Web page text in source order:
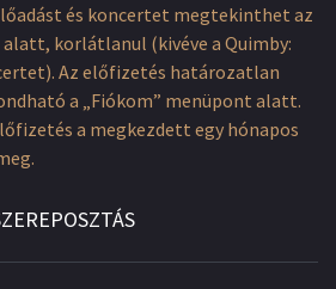
és koncertet megtekinthet az
korlátlanul (kivéve a Quimby:
Az előfizetés határozatlan
a „Fiókom” menüpont alatt.
a megkezdett egy hónapos